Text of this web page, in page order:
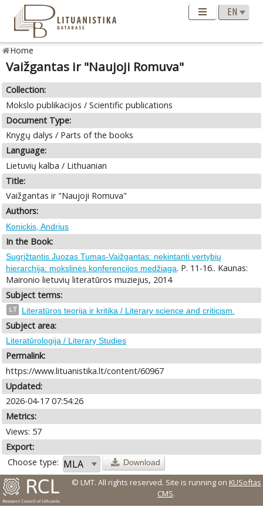
Home
Vaižgantas ir "Naujoji Romuva"
Collection:
Mokslo publikacijos / Scientific publications
Document Type:
Knygų dalys / Parts of the books
Language:
Lietuvių kalba / Lithuanian
Title:
Vaižgantas ir "Naujoji Romuva"
Authors:
Konickis, Andrius
In the Book:
Sugrįžtantis Juozas Tumas-Vaižgantas: nekintanti vertybių
hierarchija: mokslinės konferencijos medžiaga. P. 11-16.. Kaunas:
Maironio lietuvių literatūros muziejus, 2014
Subject terms:
LT Literatūros teorija ir kritika / Literary science and criticism.
Subject area:
Literatūrologija / Literary Studies
Permalink:
https://www.lituanistika.lt/content/60967
Updated:
2026-04-17 07:54:26
Metrics:
Views: 57
Export:
Choose type:
Download
© LMT. All rights reserved. Site is running on KUSoftas
CMS.